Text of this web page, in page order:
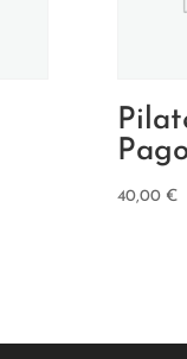
40,00 €